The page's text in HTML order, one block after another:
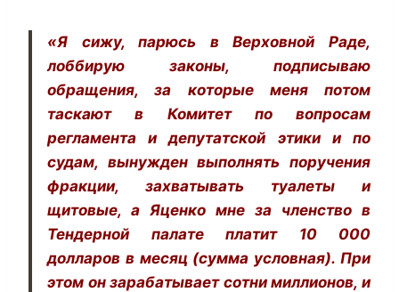
«Я сижу, парюсь в Верховной Раде,
лоббирую законы, подписываю
обращения, за которые меня потом
таскают в Комитет по вопросам
регламента и депутатской этики и по
судам, вынужден выполнять поручения
фракции, захватывать туалеты и
щитовые, а Яценко мне за членство в
Тендерной палате платит 10 000
долларов в месяц (сумма условная). При
этом он зарабатывает сотни миллионов, и